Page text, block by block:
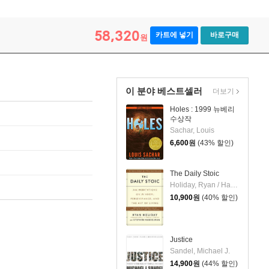
58,320원 카트에 넣기 바로구매
이 분야 베스트셀러
Holes : 1999 뉴베리
수상작
Sachar, Louis
6,600원 (43% 할인)
The Daily Stoic
Holiday, Ryan / Hanselman, Stephen
10,900원 (40% 할인)
Justice
Sandel, Michael J.
14,900원 (44% 할인)
더보기